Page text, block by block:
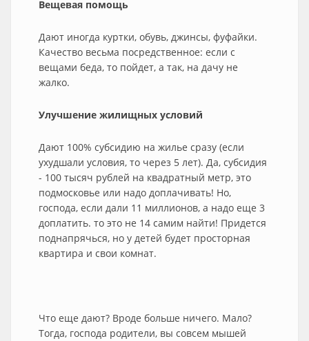
Вещевая помощь
Дают иногда куртки, обувь, джинсы, фуфайки.
Качество весьма посредственное: если с
вещами беда, то пойдет, а так, на дачу не
жалко.
Улучшение жилищных условий
Дают 100% субсидию на жилье сразу (если
ухудшали условия, то через 5 лет). Да, субсидия
- 100 тысяч рублей на квадратный метр, это
подмосковье или надо доплачивать! Но,
господа, если дали 11 миллионов, а надо еще 3
доплатить. то это не 14 самим найти! Придется
поднапрячься, но у детей будет просторная
квартира и свои комнат.
Что еще дают? Вроде больше ничего. Мало?
Тогда, господа родители, вы совсем мышей